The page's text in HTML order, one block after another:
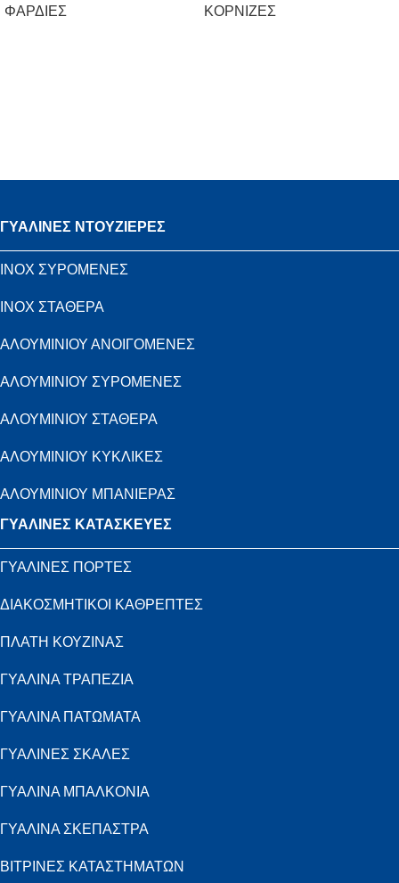
ΦΑΡΔΙΕΣ
ΚΟΡΝΙΖΕΣ
ΓΥΑΛΙΝΕΣ ΝΤΟΥΖΙΕΡΕΣ
INOX ΣΥΡΟΜΕΝΕΣ
INOX ΣΤΑΘΕΡΑ
ΑΛΟΥΜΙΝΙΟΥ ΑΝΟΙΓΟΜΕΝΕΣ
ΑΛΟΥΜΙΝΙΟΥ ΣΥΡΟΜΕΝΕΣ
ΑΛΟΥΜΙΝΙΟΥ ΣΤΑΘΕΡΑ
ΑΛΟΥΜΙΝΙΟΥ ΚΥΚΛΙΚΕΣ
ΑΛΟΥΜΙΝΙΟΥ ΜΠΑΝΙΕΡΑΣ
ΓΥΑΛΙΝΕΣ ΚΑΤΑΣΚΕΥΕΣ
ΓΥΑΛΙΝΕΣ ΠΟΡΤΕΣ
ΔΙΑΚΟΣΜΗΤΙΚΟΙ ΚΑΘΡΕΠΤΕΣ
ΠΛΑΤΗ ΚΟΥΖΙΝΑΣ
ΓΥΑΛΙΝΑ ΤΡΑΠΕΖΙΑ
ΓΥΑΛΙΝΑ ΠΑΤΩΜΑΤΑ
ΓΥΑΛΙΝΕΣ ΣΚΑΛΕΣ
ΓΥΑΛΙΝΑ ΜΠΑΛΚΟΝΙΑ
ΓΥΑΛΙΝΑ ΣΚΕΠΑΣΤΡΑ
ΒΙΤΡΙΝΕΣ ΚΑΤΑΣΤΗΜΑΤΩΝ